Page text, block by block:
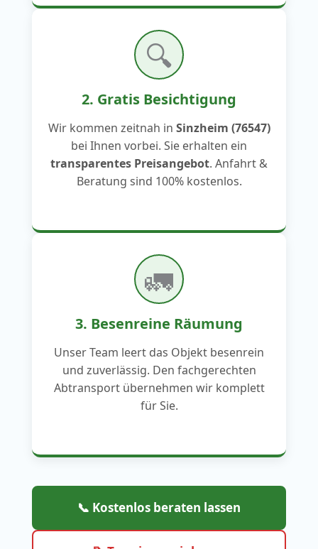
🔍
2. Gratis Besichtigung
Wir kommen zeitnah in Sinzheim (76547)
bei Ihnen vorbei. Sie erhalten ein
transparentes Preisangebot. Anfahrt &
Beratung sind 100% kostenlos.
🚛
3. Besenreine Räumung
Unser Team leert das Objekt besenrein
und zuverlässig. Den fachgerechten
Abtransport übernehmen wir komplett
für Sie.
📞 Kostenlos beraten lassen